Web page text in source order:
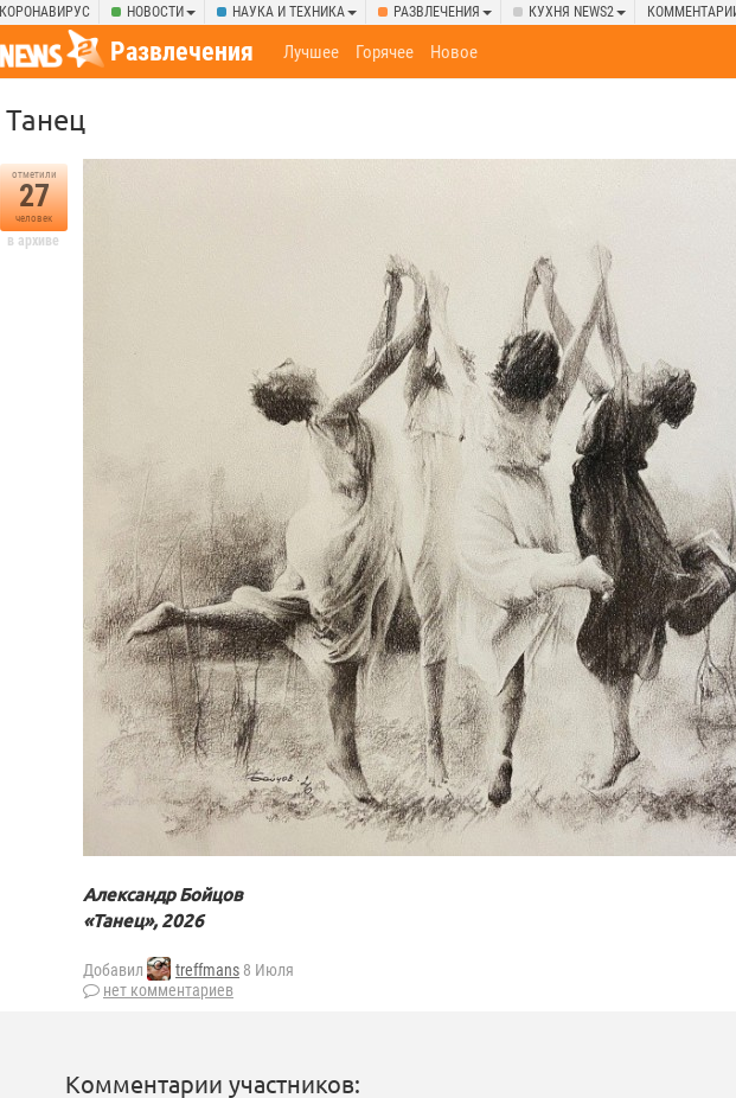
КОРОНАВИРУС НОВОСТИ НАУКА И ТЕХНИКА РАЗВЛЕЧЕНИЯ КУХНЯ NEWS2
Развлечения Лучшее Горячее Новое
Танец
отметили
27
человек
в архиве
Александр Бойцов
«Танец», 2026
Добавил treffmans 8 Июля
нет комментариев
Комментарии участников: